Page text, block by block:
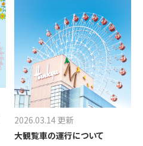
2026.03.14 更新
大観覧車の運行について